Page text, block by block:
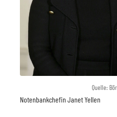
Quelle:
Notenbankchefin Janet Yellen